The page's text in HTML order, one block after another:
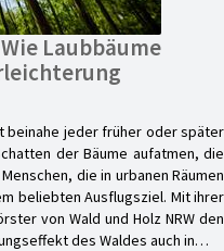
Laubbäume
beinahe jeder früher oder später
der Bäume aufatmen, die
die in urbanen Räumen
beliebten Ausflugsziel. Mit ihrer
von Wald und Holz NRW den
des Waldes auch in…